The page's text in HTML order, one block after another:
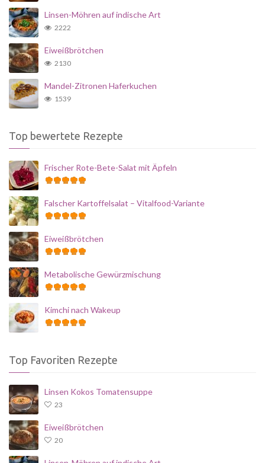
Linsen-Möhren auf indische Art
2222
Eiweißbrötchen
2130
Mandel-Zitronen Haferkuchen
1539
Top bewertete Rezepte
Frischer Rote-Bete-Salat mit Äpfeln
Falscher Kartoffelsalat – Vitalfood-Variante
Eiweißbrötchen
Metabolische Gewürzmischung
Kimchi nach Wakeup
Top Favoriten Rezepte
Linsen Kokos Tomatensuppe
23
Eiweißbrötchen
20